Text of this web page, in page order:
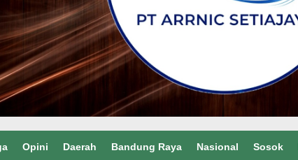
Opini Daerah Bandung Raya Nasional Sosok